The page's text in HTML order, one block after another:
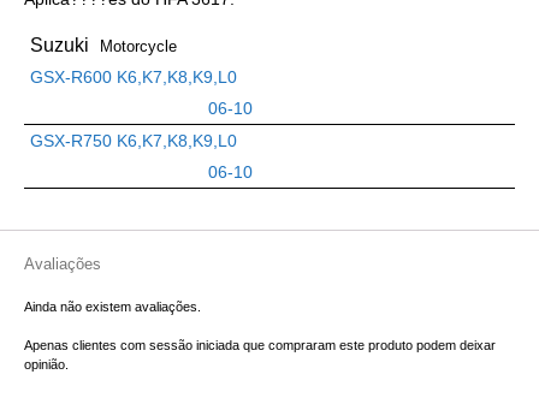
Suzuki Motorcycle
GSX-R600 K6,K7,K8,K9,L0
06-10
GSX-R750 K6,K7,K8,K9,L0
06-10
Avaliações
Ainda não existem avaliações.
Apenas clientes com sessão iniciada que compraram este produto podem deixar
opinião.